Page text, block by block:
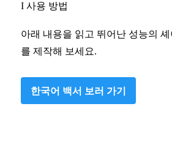
I 사용 방법
아래 내용을 읽고 뛰어난 성능의
를 제작해 보세요.
한국어 백서 보러 가기